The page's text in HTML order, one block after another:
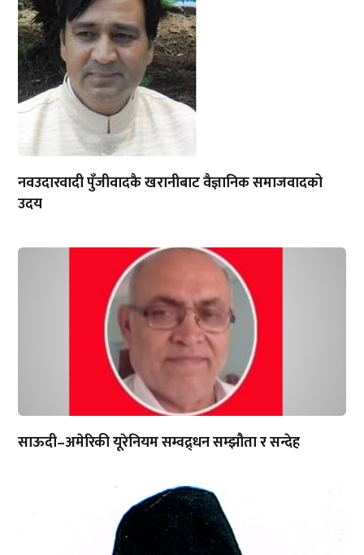
नवउदारवादी पुँजीवादकै खरानीबाट वैज्ञानिक समाजवादको
उदय
साऊदी–अमेरिकी यूरेनियम सम्वद्र्धन सम्झौता र सन्देह